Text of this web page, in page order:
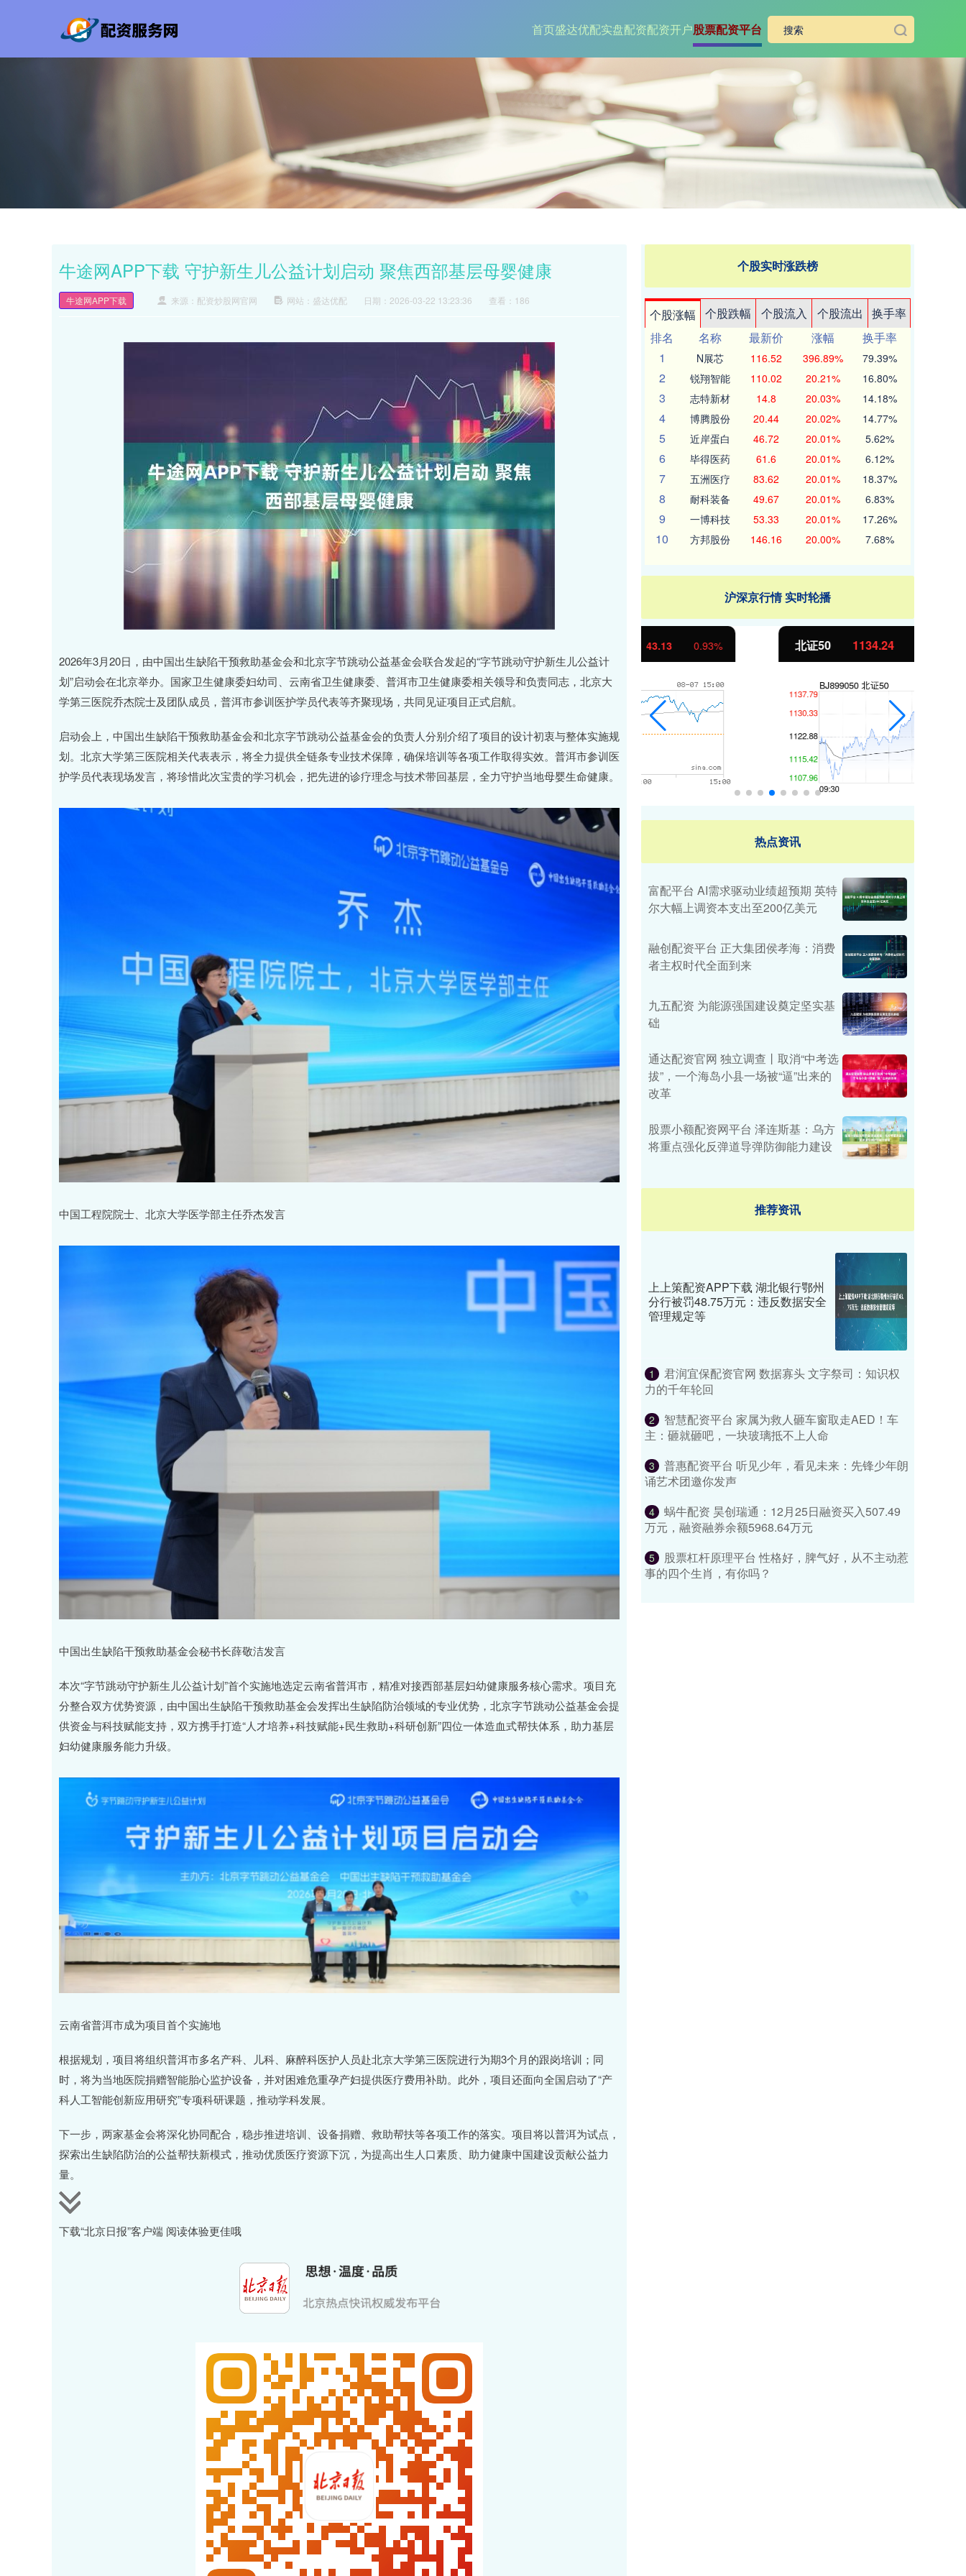
首页盛达优配实盘配资配资开户股票配资平台
牛途网APP下载 守护新生儿公益计划启动 聚焦西部基层母婴健康
牛途网APP下载 来源：配资炒股网官网 网站：盛达优配 日期：2026-03-22 13:23:36 查看：186
2026年3月20日，由中国出生缺陷干预救助基金会和北京字节跳动公益基金会联合发起的“字节跳动守护新生儿公益计
划”启动会在北京举办。国家卫生健康委妇幼司、云南省卫生健康委、普洱市卫生健康委相关领导和负责同志，北京大
学第三医院乔杰院士及团队成员，普洱市参训医护学员代表等齐聚现场，共同见证项目正式启航。
启动会上，中国出生缺陷干预救助基金会和北京字节跳动公益基金会的负责人分别介绍了项目的设计初衷与整体实施规
划。北京大学第三医院相关代表表示，将全力提供全链条专业技术保障，确保培训等各项工作取得实效。普洱市参训医
护学员代表现场发言，将珍惜此次宝贵的学习机会，把先进的诊疗理念与技术带回基层，全力守护当地母婴生命健康。
中国工程院院士、北京大学医学部主任乔杰发言
中国出生缺陷干预救助基金会秘书长薛敬洁发言
本次“字节跳动守护新生儿公益计划”首个实施地选定云南省普洱市，精准对接西部基层妇幼健康服务核心需求。项目充
分整合双方优势资源，由中国出生缺陷干预救助基金会发挥出生缺陷防治领域的专业优势，北京字节跳动公益基金会提
供资金与科技赋能支持，双方携手打造“人才培养+科技赋能+民生救助+科研创新”四位一体造血式帮扶体系，助力基层
妇幼健康服务能力升级。
云南省普洱市成为项目首个实施地
根据规划，项目将组织普洱市多名产科、儿科、麻醉科医护人员赴北京大学第三医院进行为期3个月的跟岗培训；同
时，将为当地医院捐赠智能胎心监护设备，并对困难危重孕产妇提供医疗费用补助。此外，项目还面向全国启动了“产
科人工智能创新应用研究”专项科研课题，推动学科发展。
下一步，两家基金会将深化协同配合，稳步推进培训、设备捐赠、救助帮扶等各项工作的落实。项目将以普洱为试点，
探索出生缺陷防治的公益帮扶新模式，推动优质医疗资源下沉，为提高出生人口素质、助力健康中国建设贡献公益力
量。
下载“北京日报”客户端 阅读体验更佳哦
个股实时涨跌榜
个股涨幅 个股跌幅 个股流入 个股流出
换手率
排名
名称 最新价 涨幅
换手率
1
N展芯 116.52 396.89% 79.39%
2 锐翔智能 110.02 20.21% 16.80%
3 志特新材 14.8 20.03% 14.18%
4 博腾股份 20.44 20.02% 14.77%
5 近岸蛋白 46.72 20.01% 5.62%
6 毕得医药 61.6 20.01% 6.12%
7 五洲医疗 83.62 20.01% 18.37%
8 耐科装备 49.67 20.01% 6.83%
9 一博科技 53.33 20.01% 17.26%
10 方邦股份 146.16 20.00% 7.68%
沪深京行情 实时轮播
北证50 11.37 1.01%
热点资讯
富配平台 AI需求驱动业绩超预期 英特
尔大幅上调资本支出至200亿美元
融创配资平台 正大集团侯孝海：消费
者主权时代全面到来
九五配资 为能源强国建设奠定坚实基
础
通达配资官网 独立调查丨取消“中考选
拔”，一个海岛小县一场被“逼”出来的
改革
股票小额配资网平台 泽连斯基：乌方
将重点强化反弹道导弹防御能力建设
推荐资讯
上上策配资APP下载 湖北银行鄂州
分行被罚48.75万元：违反数据安全
管理规定等
1
君润宜保配资官网 数据寡头 文字祭司：知识权
力的千年轮回
2
智慧配资平台 家属为救人砸车窗取走AED！车
主：砸就砸吧，一块玻璃抵不上人命
3
普惠配资平台 听见少年，看见未来：先锋少年朗
诵艺术团邀你发声
4
蜗牛配资 昊创瑞通：12月25日融资买入507.49
万元，融资融券余额5968.64万元
5
股票杠杆原理平台 性格好，脾气好，从不主动惹
事的四个生肖，有你吗？